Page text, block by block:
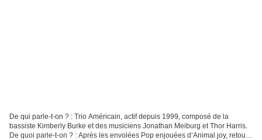
De qui parle-t-on ? : Trio Américain, actif depuis 1999, composé de la
bassiste Kimberly Burke et des musiciens Jonathan Meiburg et Thor Harris.
De quoi parle-t-on ? : Après les envolées Pop enjouées d’Animal joy, retour